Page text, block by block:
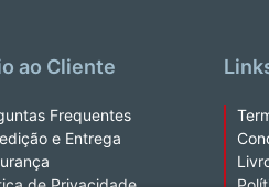
ao Cliente
Frequentes
e Entrega